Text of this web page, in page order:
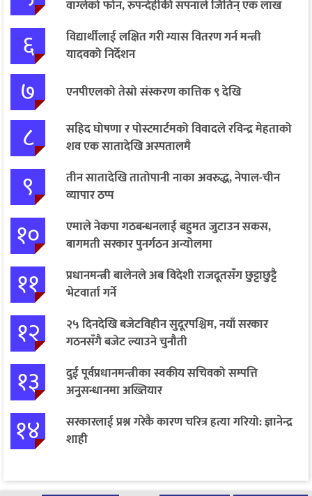
वाग्लेको फोन, रुपन्देहीकी सपनाले जितिन् एक लाख
६
विद्यार्थीलाई लक्षित गरी ग्यास वितरण गर्न मन्त्री
यादवको निर्देशन
७ एनपीएलको तेस्रो संस्करण कात्तिक ९ देखि
८
सहिद घोषणा र पोस्टमार्टमको विवादले रविन्द्र मेहताको
शव एक सातादेखि अस्पतालमै
९
तीन सातादेखि तातोपानी नाका अवरुद्ध, नेपाल-चीन
व्यापार ठप्प
१०
एमाले नेकपा गठबन्धनलाई बहुमत जुटाउन सकस,
बागमती सरकार पुनर्गठन अन्योलमा
११
प्रधानमन्त्री बालेनले अब विदेशी राजदूतसँग छुट्टाछुट्टै
भेटवार्ता गर्ने
१२
२५ दिनदेखि बजेटविहीन सुदूरपश्चिम, नयाँ सरकार
गठनसँगै बजेट ल्याउने चुनौती
१३
दुई पूर्वप्रधानमन्त्रीका स्वकीय सचिवको सम्पत्ति
अनुसन्धानमा अख्तियार
१४
सरकारलाई प्रश्न गरेकै कारण चरित्र हत्या गरियो: ज्ञानेन्द्र
शाही